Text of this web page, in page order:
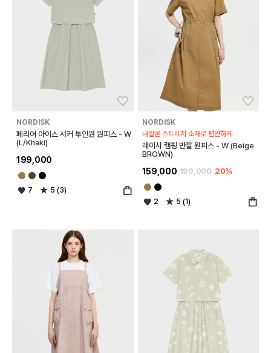
NORDISK
페리어 아이스 서커 투인원 원피스 - W
(L/Khaki)
199,000
7 5 (3)
NORDISK
나일론 스트레치 소재로 편안하게
레이사 캠핑 반팔 원피스 - W (Beige
BROWN)
159,000 199,000 20%
2 5 (1)